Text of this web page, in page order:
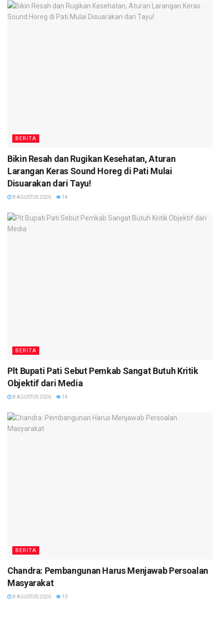
BERITA
Bikin Resah dan Rugikan Kesehatan, Aturan
Larangan Keras Sound Horeg di Pati Mulai
Disuarakan dari Tayu!
8 AGUSTUS 2026 14
BERITA
Plt Bupati Pati Sebut Pemkab Sangat Butuh Kritik
Objektif dari Media
8 AGUSTUS 2026 14
BERITA
Chandra: Pembangunan Harus Menjawab Persoalan
Masyarakat
8 AGUSTUS 2026 13